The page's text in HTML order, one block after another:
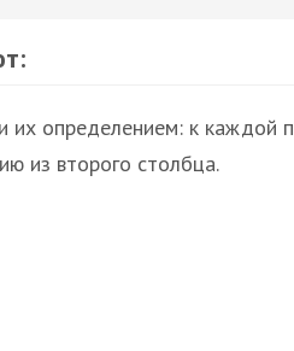
определением: к каждой
из второго столбца.